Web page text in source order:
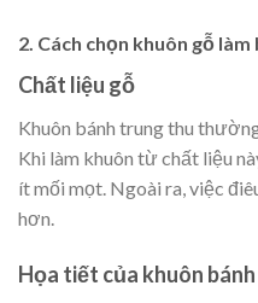
2. Cách chọn khuôn gỗ
Chất liệu gỗ
Khuôn bánh trung thu
Khi làm khuôn từ chất liệu
ít mối mọt. Ngoài ra, việc
hơn.
Họa tiết của khuôn bánh